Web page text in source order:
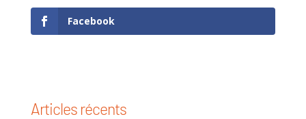
Facebook
Articles récents